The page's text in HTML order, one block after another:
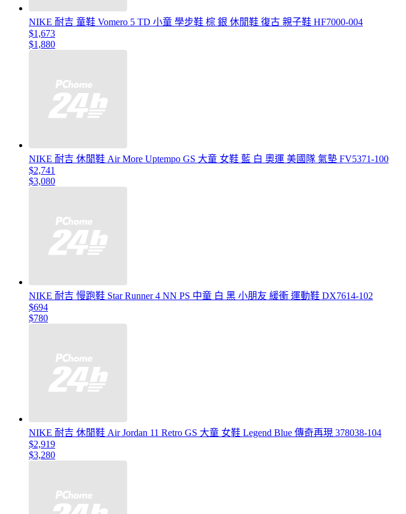
NIKE 耐吉 童鞋 Vomero 5 TD 小童 學步鞋 棕 銀 休閒鞋 復古 親子鞋 HF7000-004
$1,673
$1,880
NIKE 耐吉 休閒鞋 Air More Uptempo GS 大童 女鞋 藍 白 奧運 美國隊 氣墊 FV5371-100
$2,741
$3,080
NIKE 耐吉 慢跑鞋 Star Runner 4 NN PS 中童 白 黑 小朋友 緩衝 運動鞋 DX7614-102
$694
$780
NIKE 耐吉 休閒鞋 Air Jordan 11 Retro GS 大童 女鞋 Legend Blue 傳奇再現 378038-104
$2,919
$3,280